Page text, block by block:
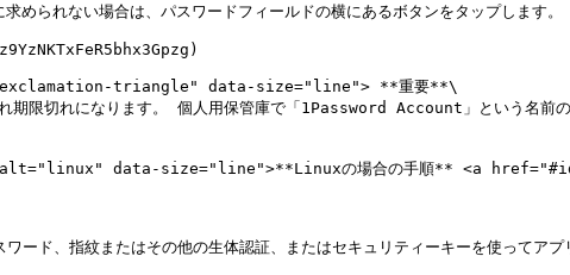
られない場合は、パスワードフィールドの横にあるボタンをタップします。
triangle" data-size="line"> **重要**\
期限切れになります。 個人用保管庫で「1Password Account」という名前
alt="linux" data-size="line">**Linuxの場合の手順** <a
ド、指紋またはその他の生体認証、またはセキュリティーキーを使ってアプ